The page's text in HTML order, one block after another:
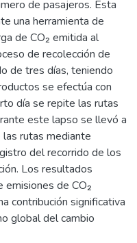
de pasajeros. Esta
una herramienta de
de CO₂ emitida al
de recolección de
de tres días, teniendo
se efectúa con
día se repite las rutas
este lapso se llevó a
rutas mediante
del recorrido de los
Los resultados
emisiones de CO₂
contribución significativa
global del cambio